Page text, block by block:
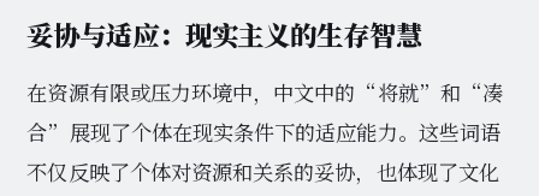
妥协与适应：现实主义的生存智慧
在资源有限或压力环境中，中文中的“将就”和“凑
合”展现了个体在现实条件下的适应能力。这些词语
不仅反映了个体对资源和关系的妥协，也体现了文化